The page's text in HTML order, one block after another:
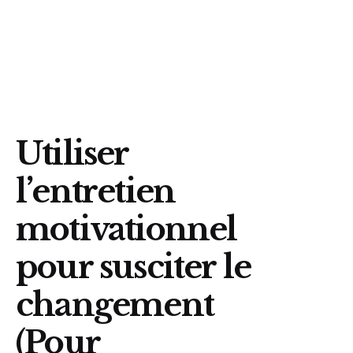
Utiliser
l’entretien
motivationnel
pour susciter le
changement
(Pour